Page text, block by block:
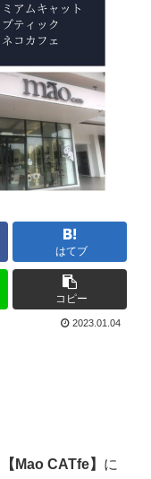
はてブ
コピー
2023.01.04
【Mao CATfe】 に